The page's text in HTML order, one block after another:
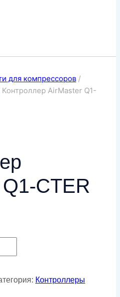
для компрессоров /
Контроллер AirMaster Q1-
CTER
Контроллеры